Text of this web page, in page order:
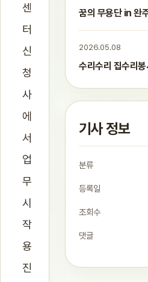
센
터
신
청
사
에
서
업
무
시
작
용
진
꿈의 무용단 in 완
2026.05.08
수리수리 집수리
기사 정보
분류
등록일
조회수
댓글